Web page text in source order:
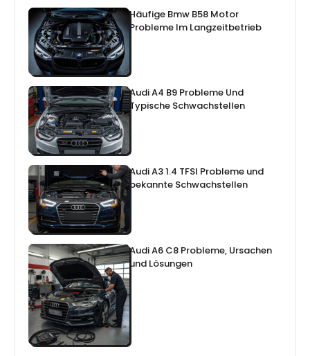
Häufige Bmw B58 Motor
Probleme Im Langzeitbetrieb
Audi A4 B9 Probleme Und
Typische Schwachstellen
Audi A3 1.4 TFSI Probleme und
bekannte Schwachstellen
Audi A6 C8 Probleme, Ursachen
und Lösungen